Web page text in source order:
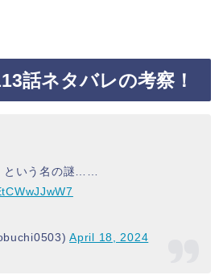
話ネタバレの考察！
という名の謎……
April 18, 2024